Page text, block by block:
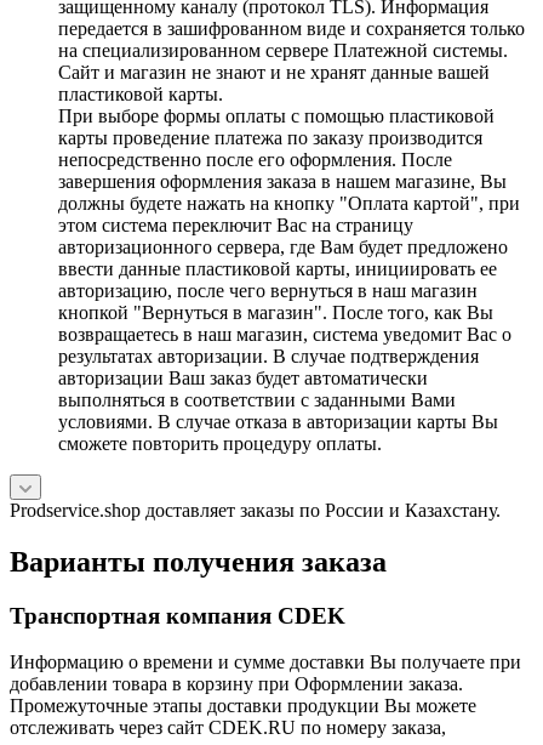
защищенному каналу (протокол TLS). Информация
передается в зашифрованном виде и сохраняется только
на специализированном сервере Платежной системы.
Сайт и магазин не знают и не хранят данные вашей
пластиковой карты.
При выборе формы оплаты с помощью пластиковой
карты проведение платежа по заказу производится
непосредственно после его оформления. После
завершения оформления заказа в нашем магазине, Вы
должны будете нажать на кнопку "Оплата картой", при
этом система переключит Вас на страницу
авторизационного сервера, где Вам будет предложено
ввести данные пластиковой карты, инициировать ее
авторизацию, после чего вернуться в наш магазин
кнопкой "Вернуться в магазин". После того, как Вы
возвращаетесь в наш магазин, система уведомит Вас о
результатах авторизации. В случае подтверждения
авторизации Ваш заказ будет автоматически
выполняться в соответствии с заданными Вами
условиями. В случае отказа в авторизации карты Вы
сможете повторить процедуру оплаты.
Prodservice.shop доставляет заказы по России и Казахстану.
Варианты получения заказа
Транспортная компания CDEK
Информацию о времени и сумме доставки Вы получаете при
добавлении товара в корзину при Оформлении заказа.
Промежуточные этапы доставки продукции Вы можете
отслеживать через сайт CDEK.RU по номеру заказа,